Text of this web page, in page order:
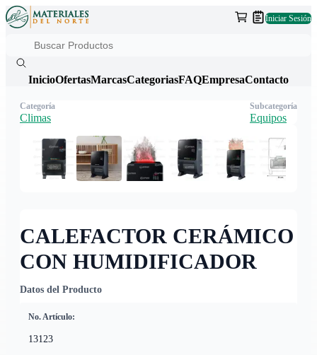
Iniciar Sesión
InicioOfertasMarcasCategoriasFAQEmpresaContacto
CALEFACTOR CERÁMICO
CON HUMIDIFICADOR
Datos del Producto
No. Artículo:
13123
Categoría
Climas
Subcategoría
Equipos